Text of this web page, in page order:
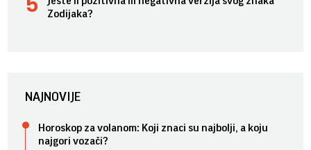
Zodijaka?
NAJNOVIJE
Horoskop za volanom: Koji znaci su najbolji, a koju
najgori vozači?